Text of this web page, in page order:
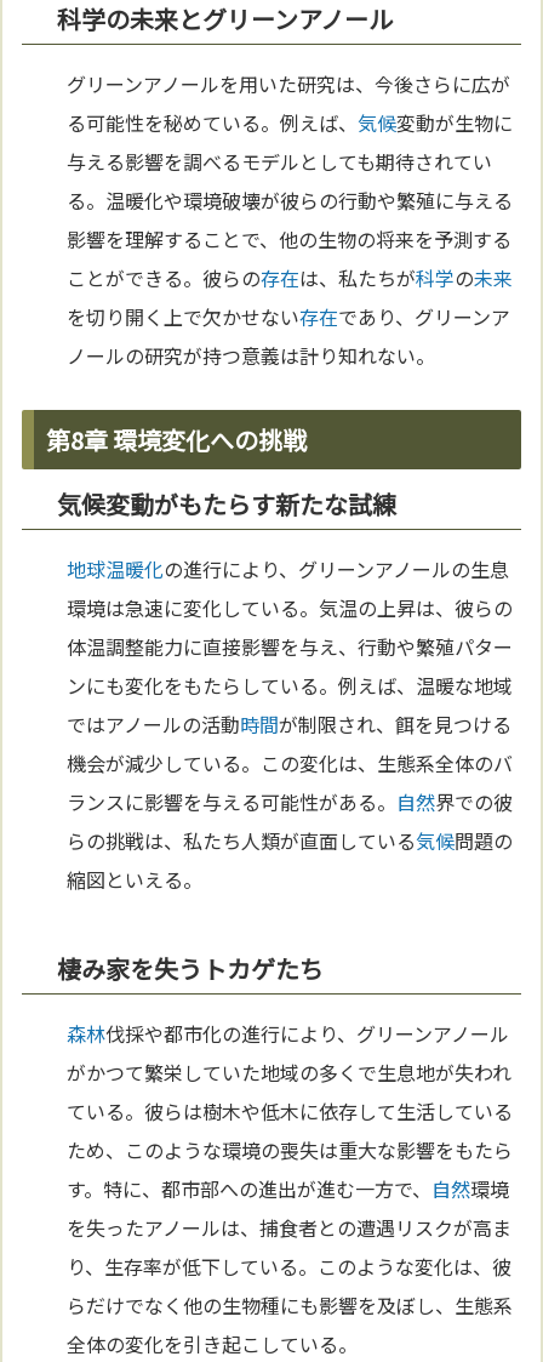
科学の未来とグリーンアノール
グリーンアノールを用いた研究は、今後さらに広が
る可能性を秘めている。例えば、気候変動が生物に
与える影響を調べるモデルとしても期待されてい
る。温暖化や環境破壊が彼らの行動や繁殖に与える
影響を理解することで、他の生物の将来を予測する
ことができる。彼らの存在は、私たちが科学の未来
を切り開く上で欠かせない存在であり、グリーンア
ノールの研究が持つ意義は計り知れない。
第8章 環境変化への挑戦
気候変動がもたらす新たな試練
地球温暖化の進行により、グリーンアノールの生息
環境は急速に変化している。気温の上昇は、彼らの
体温調整能力に直接影響を与え、行動や繁殖パター
ンにも変化をもたらしている。例えば、温暖な地域
ではアノールの活動時間が制限され、餌を見つける
機会が減少している。この変化は、生態系全体のバ
ランスに影響を与える可能性がある。 自然界での彼
らの挑戦は、私たち人類が直面している気候問題の
縮図といえる。
棲み家を失うトカゲたち
森林伐採や都市化の進行により、グリーンアノール
がかつて繁栄していた地域の多くで生息地が失われ
ている。彼らは樹木や低木に依存して生活している
ため、このような環境の喪失は重大な影響をもたら
す。特に、都市部への進出が進む一方で、 自然環境
を失ったアノールは、捕食者との遭遇リスクが高ま
り、生存率が低下している。このような変化は、彼
らだけでなく他の生物種にも影響を及ぼし、生態系
全体の変化を引き起こしている。